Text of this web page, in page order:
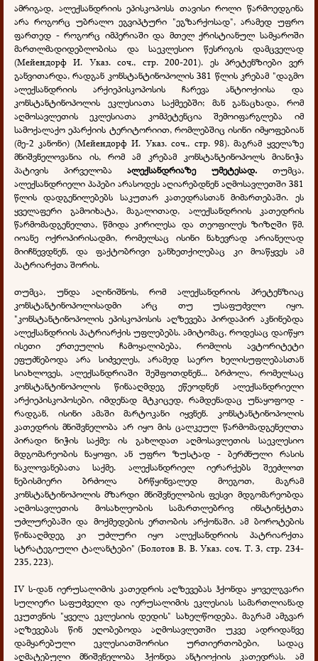
ამრიგად, ალექსანდრიის ეპისკოპოსს თავისი როლი წარმოედგინა
არა როგორც უბრალო ეგვიპტური "ეგზარქოსად", არამედ უფრო
ფართედ - როგორც იმპერიაში და მთელ ქრისტიანულ სამყაროში
მართლმადიდებლობისა და საეკლესიო წესრიგის დამცველად
(Мейендорф И. Указ. соч., стр. 200-201). ეს პრეტენზიები ვერ
განვითარდა, რადგან კონსტანტინოპოლის 381 წლის კრებამ "დაგმო
ალექსანდრიის არქიეპისკოპოსის ჩარევა ანტიოქიისა და
კონსტანტინოპოლის ეკლესიათა საქმეებში; მან განაცხადა, რომ
აღმოსავლეთის ეკლესიათა კომპეტენცია შემოიფარგლება იმ
სამოქალაქო ეპარქიის ტერიტორიით, რომლებშიც ისინი იმყოფებიან
(მე-2 კანონი) (Мейендорф И. Указ. соч., стр. 98). მაგრამ ყველაზე
მნიშვნელოვანია ის, რომ ამ კრებამ კონსტანტინოპოლს მიანიჭა
პატივის პირველობაალექსანდრიაზე უმეტესად. თუმცა,
ალექსანდრიელი პაპები არასოდეს აღიარებდნენ აღმოსავლეთში 381
წლის დადგენილებებს საკუთარ კათედრასთან მიმართებაში. ეს
ყველაფერი გამოიხატა, მაგალითად, ალექსანდრიის კათედრის
წარმომადგენელთა, წმიდა კირილესა და თეოფილეს ზიზღში წმ.
იოანე ოქროპირისადმი, რომელსაც ისინი ნახევრად არიანელად
მიიჩნევდნენ, და ფაქტობრივი განხეთქილებაც კი მოაწყვეს ამ
პატრიარქთა შორის.
თუმცა, უნდა აღინიშნოს, რომ ალექსანდრიის პრეტენზიაც
კონსტანტინოპოლისადმი არც თუ უსაფუძვლო იყო.
"კონსტანტინოპოლის ეპისკოპოსის აღზევება პირდაპირ აკნინებდა
ალექსანდრიის პატრიარქის უფლებებს. ამიტომაც, როდესაც დაიწყო
ისეთი ერთეულის ჩამოყალიბება, რომლის ავტორიტეტი
ეფუძნებოდა არა სიძველეს, არამედ საერო ხელისუფლებასთან
სიახლოვეს, ალექსანდრიაში შეშფოთდნენ... ბრძოლა, რომელსაც
კონსტანტინოპოლის წინააღმდეგ ეწეოდნენ ალექსანდრიელი
არქიეპისკოპოსები, იმდენად მტკიცედ, რამდენადაც უნაყოფოდ -
რადგან, ისინი ამაში მარტოკანი იყვნენ. კონსტანტინოპოლის
კათედრის მნიშვნელობა არ იყო მის ცალკეულ წარმომადგენელთა
პირადი ნიჭის საქმე: ის გახლდათ აღმოსავლეთის საეკლესიო
მდგომარეობის ნაყოფი, ან უფრო ზუსტად - ბერძნული რასის
ნაკლოვანებათა საქმე. ალექსანდრიელ იერარქებს შეეძლოთ
ნებისმიერი ბრძოლა ბრწყინვალედ მოეგოთ, მაგრამ
კონსტანტინოპოლის მზარდი მნიშვნელობის ფესვი მდგომარეობდა
აღმოსავლეთის მოსახლეობის სამართლებრივ ინსტინქტთა
უძლურებაში და მოქმედების ერთობის არქონაში. ამ ბოროტების
წინააღმდეგ კი უძლური იყო ალექსანდრიის პატრიარქთა
სტრატეგიული ტალანტები" (Болотов В. В. Указ. соч. Т. 3, стр. 234-
235, 223).
IV ს-დან იერუსალიმის კათედრის აღზევებას ჰქონდა ყოველგვარი
სულიერი საფუძველი და იერუსალიმის ეკლესიას სამართლიანად
ეკუთვნის "ყველა ეკლესიის დედის" სახელწოდება. მაგრამ ამგვარ
აღზევებას წინ ეღობებოდა აღმოსავლეთში უკვე ადრიდანვე
დამყარებული ეკლესიათშორისი ურთიერთობები, სადაც
აღმატებული მნიშვნელობა ჰქონდა ანტიოქიის კათედრას. ამ